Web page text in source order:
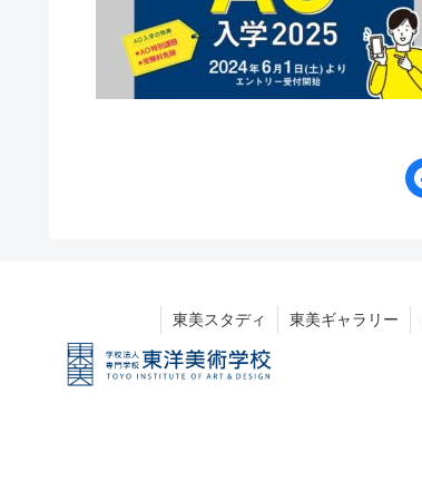
東美スタディ 東美ギャラリー